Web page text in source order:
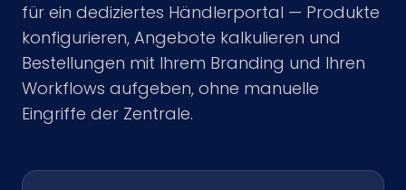
für ein dediziertes Händlerportal — Produkte
konfigurieren, Angebote kalkulieren und
Bestellungen mit Ihrem Branding und Ihren
Workflows aufgeben, ohne manuelle
Eingriffe der Zentrale.